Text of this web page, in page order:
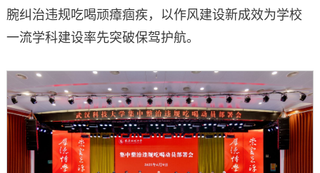
腕纠治违规吃喝顽瘴痼疾，以作风建设新成效为学校
一流学科建设率先突破保驾护航。